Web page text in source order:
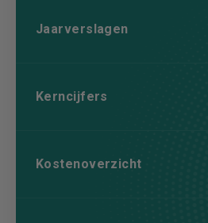
Jaarverslagen
Kerncijfers
Kostenoverzicht